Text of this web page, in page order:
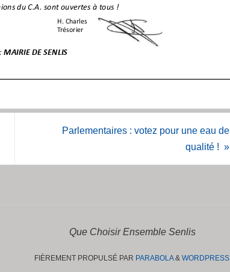
Parlementaires : votez pour une eau de
qualité ! »
Que Choisir Ensemble Senlis
FIÈREMENT PROPULSÉ PAR PARABOLA& WORDPRESS.